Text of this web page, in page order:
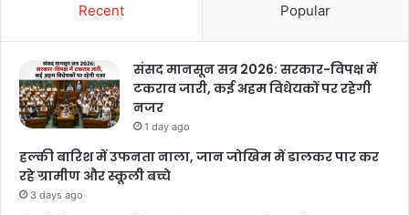
Recent Popular
संसद मानसून सत्र 2026: सरकार-विपक्ष में
टकराव जारी, कई अहम विधेयकों पर रहेगी
नजर
1 day ago
हल्की बारिश में उफनता नाला, जान जोखिम में डालकर पार कर
रहे ग्रामीण और स्कूली बच्चे
3 days ago